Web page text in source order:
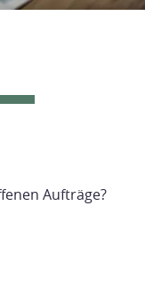
Aufträge?